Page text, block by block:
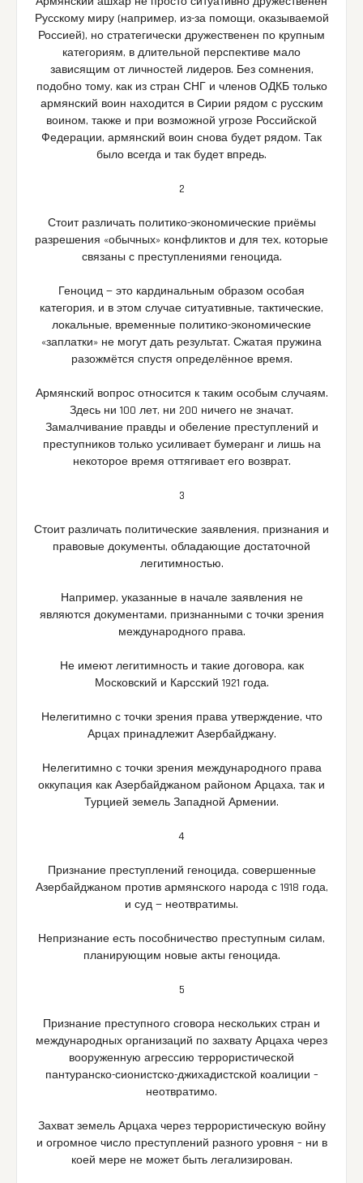
Русскому миру (например, из-за помощи, оказываемой
Россией), но стратегически дружественен по крупным
категориям, в длительной перспективе мало
зависящим от личностей лидеров. Без сомнения,
подобно тому, как из стран СНГ и членов ОДКБ только
армянский воин находится в Сирии рядом с русским
воином, также и при возможной угрозе Российской
Федерации, армянский воин снова будет рядом. Так
было всегда и так будет впредь.
2
Стоит различать политико-экономические приёмы
разрешения «обычных» конфликтов и для тех, которые
связаны с преступлениями геноцида.
Геноцид — это кардинальным образом особая
категория, и в этом случае ситуативные, тактические,
локальные, временные политико-экономические
«заплатки» не могут дать результат. Сжатая пружина
разожмётся спустя определённое время.
Армянский вопрос относится к таким особым случаям.
Здесь ни 100 лет, ни 200 ничего не значат.
Замалчивание правды и обеление преступлений и
преступников только усиливает бумеранг и лишь на
некоторое время оттягивает его возврат.
3
Стоит различать политические заявления, признания и
правовые документы, обладающие достаточной
легитимностью.
Например, указанные в начале заявления не
являются документами, признанными с точки зрения
международного права.
Не имеют легитимность и такие договора, как
Московский и Карсский 1921 года.
Нелегитимно с точки зрения права утверждение, что
Арцах принадлежит Азербайджану.
Нелегитимно с точки зрения международного права
оккупация как Азербайджаном районом Арцаха, так и
Турцией земель Западной Армении.
4
Признание преступлений геноцида, совершенные
Азербайджаном против армянского народа с 1918 года,
и суд — неотвратимы.
Непризнание есть пособничество преступным силам,
планирующим новые акты геноцида.
5
Признание преступного сговора нескольких стран и
международных организаций по захвату Арцаха через
вооруженную агрессию террористической
пантуранско-сионистско-джихадистской коалиции –
неотвратимо.
Захват земель Арцаха через террористическую войну
и огромное число преступлений разного уровня – ни в
коей мере не может быть легализирован.